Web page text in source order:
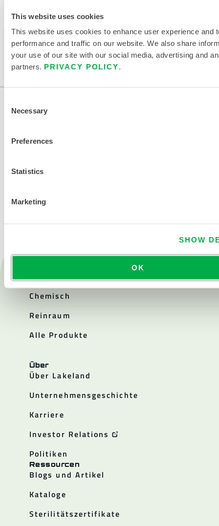
This website uses cookies
This website uses cookies to enhance user experience and
performance and traffic on our website. We also share
your use of our site with our social media, advertising and
partners. PRIVACY POLICY.
Selection
Necessary
Preferences
Statistics
Marketing
SHOW
OK
Verfügbar in diesen Verkaufsregionen: INDIEN.
Dieses Produkt wird normalerweise nicht in Ihrer
Region verkauft. Sie können Ihre Region oben auf
der Seite ändern.
Chemisch
Reinraum
Alle Produkte
Über
Über Lakeland
Unternehmensgeschichte
Karriere
Investor Relations
Politiken
Ressourcen
Blogs und Artikel
Kataloge
Sterilitätszertifikate